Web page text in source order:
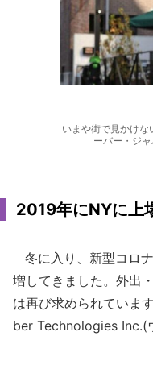
いまや街で見かけ
ーバー・ジ
2019年にNYに上
冬に入り、新型コロ
増してきました。外出
は再び求められていま
ber Technologies Inc.(